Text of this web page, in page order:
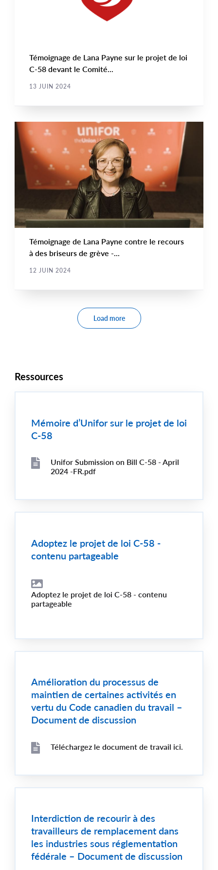
Témoignage de Lana Payne sur le projet de loi
C-58 devant le Comité...
13 JUIN 2024
NEWS
TYPE
Main
Image
Témoignage de Lana Payne contre le recours
à des briseurs de grève -...
12 JUIN 2024
Load more
Ressources
Mémoire d’Unifor sur le projet de loi
C-58
File
Unifor Submission on Bill C-58 - April
2024 -FR.pdf
Adoptez le projet de loi C-58 -
contenu partageable
File
Image
Adoptez le projet de loi C-58 - contenu
partageable
Amélioration du processus de
maintien de certaines activités en
vertu du Code canadien du travail –
Document de discussion
File
Téléchargez le document de travail ici.
Interdiction de recourir à des
travailleurs de remplacement dans
les industries sous réglementation
fédérale – Document de discussion